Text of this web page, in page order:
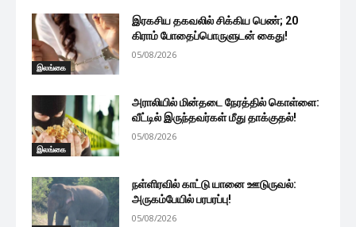
இலங்கை
இரகசிய தகவலில் சிக்கிய பெண்; 20
கிராம் போதைப்பொருளுடன் கைது!
05/08/2026
இலங்கை
அராலியில் மின்தடை நேரத்தில் கொள்ளை:
வீட்டில் இருந்தவர்கள் மீது தாக்குதல்!
05/08/2026
நள்ளிரவில் காட்டு யானை ஊடுருவல்:
அருகம்பேயில் பரபரப்பு!
05/08/2026